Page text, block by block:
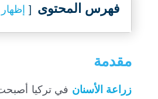
فهرس المحتوى إظهار
مقدمة
زراعة الأسنان في تركيا